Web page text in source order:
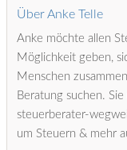
Über Anke Telle
Anke möchte allen
Möglichkeit geben,
Menschen
Beratung suchen.
steuerberater-
um Steuern & mehr